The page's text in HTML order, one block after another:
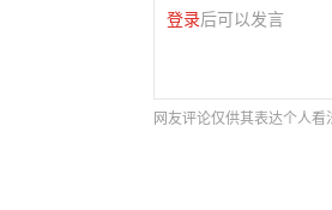
登录后可以发言
网友评论仅供其表达个人